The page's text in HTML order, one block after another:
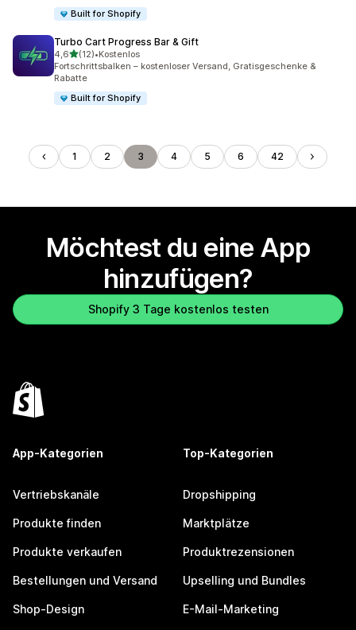
Built for Shopify
Turbo Cart Progress Bar & Gift
4,6von 5 Sternen
(12)
12 Rezensionen insgesamt
•Kostenlos
Fortschrittsbalken – kostenloser Versand, Gratisgeschenke &
Rabatte
Built for Shopify
1 2 3 4 5 6 42
Möchtest du eine App
hinzufügen?
Shopify 3 Tage kostenlos testen
App-Kategorien
Vertriebskanäle
Produkte finden
Produkte verkaufen
Bestellungen und Versand
Shop-Design
Top-Kategorien
Dropshipping
Marktplätze
Produktrezensionen
Upselling und Bundles
E-Mail-Marketing